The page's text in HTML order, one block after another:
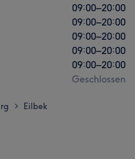
09:00–20:00
09:00–20:00
09:00–20:00
09:00–20:00
09:00–20:00
Geschlossen
> Eilbek